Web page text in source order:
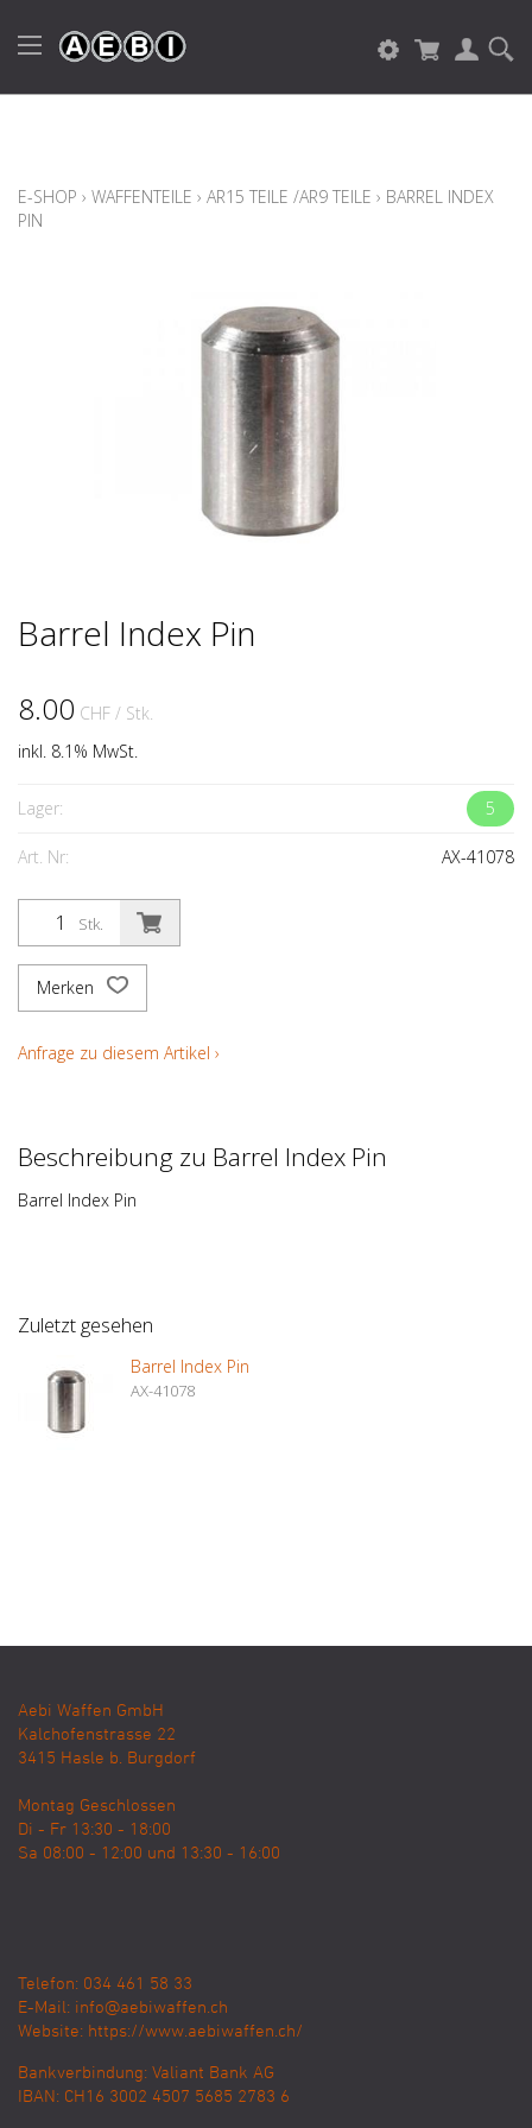
E-SHOP › WAFFENTEILE › AR15 TEILE /AR9 TEILE › BARREL INDEX
PIN
Barrel Index Pin
8.00 CHF / Stk.
inkl. 8.1% MwSt.
Lager: 5
Art. Nr: AX-41078
Stk.
Merken
Anfrage zu diesem Artikel ›
Beschreibung zu Barrel Index Pin
Barrel Index Pin
Zuletzt gesehen
Barrel Index Pin
AX-41078
Aebi Waffen GmbH
Kalchofenstrasse 22
3415 Hasle b. Burgdorf
Montag Geschlossen
Di - Fr 13:30 - 18:00
Sa 08:00 - 12:00 und 13:30 - 16:00
Telefon: 034 461 58 33
E-Mail: info@aebiwaffen.ch
Website: https://www.aebiwaffen.ch/
Bankverbindung: Valiant Bank AG
IBAN: CH16 3002 4507 5685 2783 6